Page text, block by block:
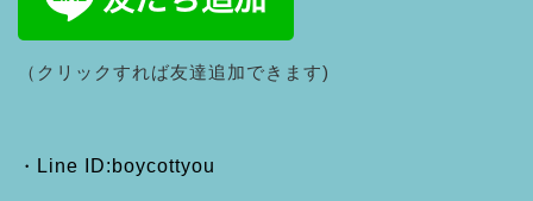
（クリックすれば友達追加できます)
・ Line ID:boycottyou